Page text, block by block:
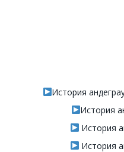
История
История
История
История